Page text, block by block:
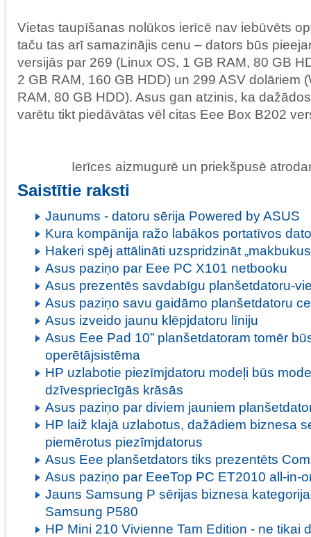
Vietas taupīšanas nolūkos ierīcē nav iebūvēts
taču tas arī samazinājis cenu – dators būs
versijās par 269 (Linux OS, 1 GB RAM, 80 GB
2 GB RAM, 160 GB HDD) un 299 ASV dolāriem
RAM, 80 GB HDD). Asus gan atzinis, ka
varētu tikt piedāvātas vēl citas Eee Box B202
Ierīces aizmugurē un priekšpusē
Saistītie raksti
Jaunums - datoru sērija Powered by ASUS
Kura kompānija ražo labākos portatīvos
Hakeri spēj attālināti uzspridzināt
Asus paziņo par Eee PC X101 netbooku
Asus prezentēs savdabīgu planšetdatoru-
Asus paziņo savu gaidāmo planšetdatoru
Asus izveido jaunu klēpjdatoru līniju
Asus Eee Pad 10” planšetdatoram tomēr
operētājsistēma
HP uzlabotie piezīmjdatoru modeļi būs
dzīvespriecīgās krāsās
Asus paziņo par diviem jauniem
HP laiž klajā uzlabotus, dažādiem biznesa
piemērotus piezīmjdatorus
Asus Eee planšetdators tiks prezentēts
Asus paziņo par EeeTop PC ET2010 all-in-
Jauns Samsung P sērijas biznesa
Samsung P580
HP Mini 210 Vivienne Tam Edition - ne tikai